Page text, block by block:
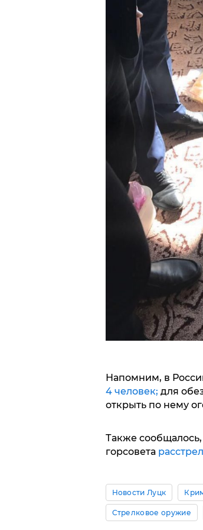
Напомним, в
4 человек; для
открыть по нему
Также сообщалось,
горсовета
Новости Луцк
Стрелковое оружие